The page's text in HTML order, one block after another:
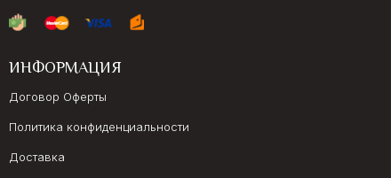
ИНФОРМАЦИЯ
Договор Оферты
Политика конфиденциальности
Доставка